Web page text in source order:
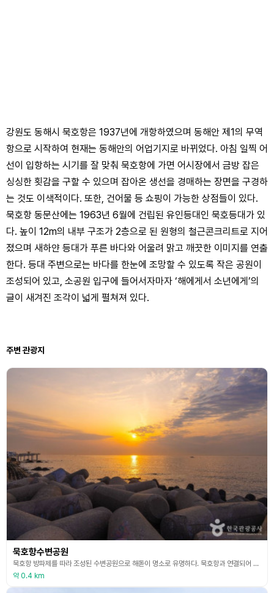
강원도 동해시 묵호항은 1937년에 개항하였으며 동해안 제1의 무역
항으로 시작하여 현재는 동해안의 어업기지로 바뀌었다. 아침 일찍 어
선이 입항하는 시기를 잘 맞춰 묵호항에 가면 어시장에서 금방 잡은
싱싱한 횟감을 구할 수 있으며 잡아온 생선을 경매하는 장면을 구경하
는 것도 이색적이다. 또한, 건어물 등 쇼핑이 가능한 상점들이 있다.
묵호항 동문산에는 1963년 6월에 건립된 유인등대인 묵호등대가 있
다. 높이 12m의 내부 구조가 2층으로 된 원형의 철근콘크리트로 지어
졌으며 새하얀 등대가 푸른 바다와 어울려 맑고 깨끗한 이미지를 연출
한다. 등대 주변으로는 바다를 한눈에 조망할 수 있도록 작은 공원이
조성되어 있고, 소공원 입구에 들어서자마자 ‘해에게서 소년에게’의
글이 새겨진 조각이 넓게 펼쳐져 있다.
주변 관광지
묵호항수변공원
묵호항 방파제를 따라 조성된 수변공원으로 해돋이 명소로 유명하다. 묵호항과 연결되어 동해바다를 감상할 수 있고 돌계단에서 해돋이를 구경하는 관광객이 많다. 곳곳에 조형물이 설치돼 있어 포토존으로 활용된다. 방파제 반대편에는 도째비골 해랑 전망대가 있어 바다를 좀 더 가까이 보며 사진을 찍을 수 있다. 수변공원 전망대에서는 360도로 사방을 둘러볼 수 있어 묵호항 일대와 논골담길, 수변공원 경관을 조망할 수 있다.
약 0.4 km